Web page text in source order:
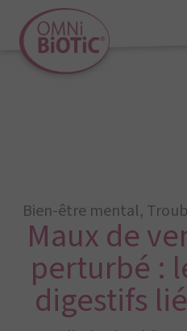
Bien-être mental,
Maux de
perturbé :
digestifs